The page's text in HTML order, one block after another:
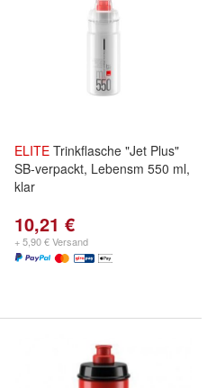
ELITE Trinkflasche "Jet Plus"
SB-verpackt, Lebensm 550 ml,
klar
10,21 €
+ 5,90 € Versand